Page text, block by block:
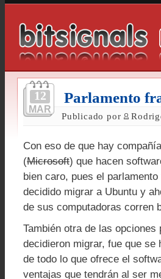
12
MAR
Parlamento
Publicado por
Con eso de que hay
(Microsoft) que hacen
bien caro, pues el
decidido migrar a Ubuntu y
de sus computadoras corren
También otra de las opciones
decidieron migrar, fue que se
de todo lo que ofrece el
ventajas que tendrán al ser